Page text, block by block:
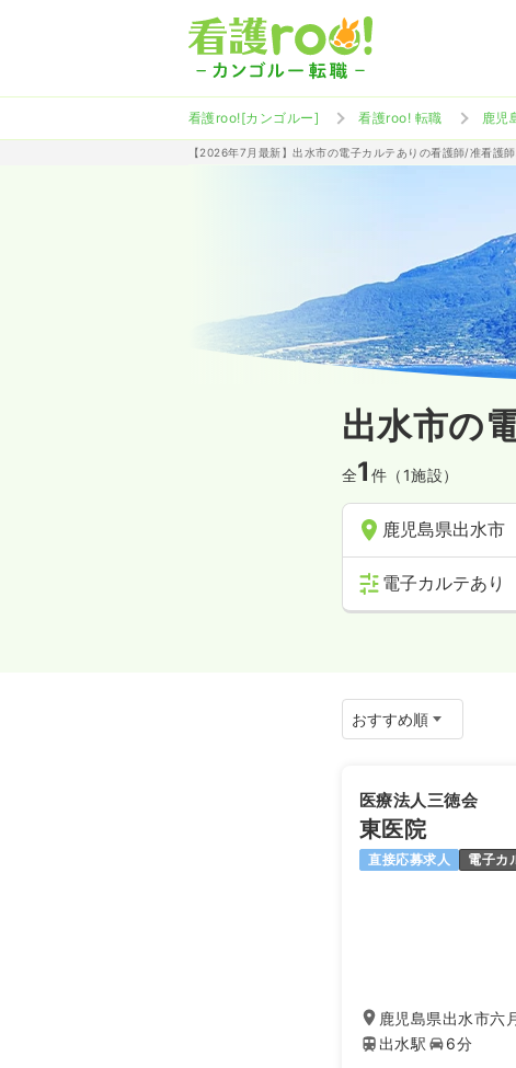
看護roo![カンゴルー] 看護roo! 転職 鹿児
【2026年7月最新】出水市の電子カルテありの看護師/准看護
出水市の
全1 件（1施設）
鹿児島県出水市
電子カルテあり
医療法人三徳会
東医院
直接応募求人 電子カ
鹿児島県出水市六
出水駅
6分